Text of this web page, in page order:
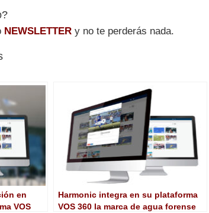
NEWSLETTER y no te perderás nada.
en
VOS
Harmonic integra en su plataforma
VOS 360 la marca de agua forense